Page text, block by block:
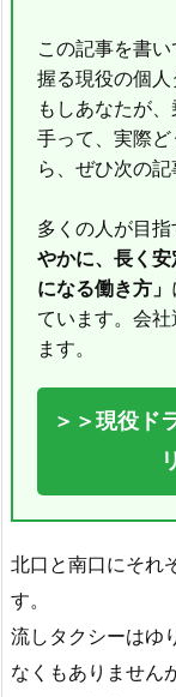
この記事を書
握る現役の個人
もしあなたが
手って、実際
ら、ぜひ次の記
多くの人が目
やかに、長く
になる働き方」
ています。会
ます。
＞＞現役ド
北口と南口にそれ
す。
流しタクシーはゆ
なくもありません